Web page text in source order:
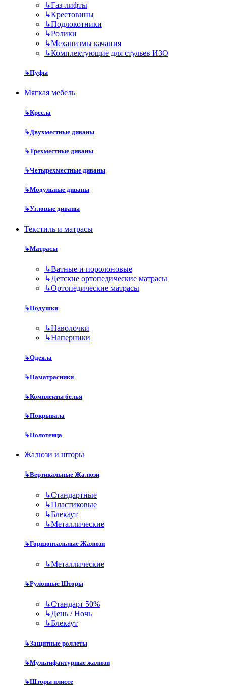
↳Газ-лифты
↳Крестовины
↳Подлокотники
↳Ролики
↳Механизмы качания
↳Комплектующие для стульев ИЗО
↳Пуфы
Мягкая мебель
↳Кресла
↳Двухместные диваны
↳Трехместные диваны
↳Четырехместные диваны
↳Модульные диваны
↳Угловые диваны
Текстиль и матрасы
↳Матрасы
↳Ватные и поролоновые
↳Детские ортопедические матрасы
↳Ортопедические матрасы
↳Подушки
↳Наволочки
↳Наперники
↳Одеяла
↳Наматрасники
↳Комплекты белья
↳Покрывала
↳Полотенца
Жалюзи и шторы
↳Вертикальные Жалюзи
↳Стандартные
↳Пластиковые
↳Блекаут
↳Металлические
↳Горизонтальные Жалюзи
↳Металлические
↳Рулонные Шторы
↳Стандарт 50%
↳День / Ночь
↳Блекаут
↳Защитные роллеты
↳Мультифактурные жалюзи
↳Шторы плиссе